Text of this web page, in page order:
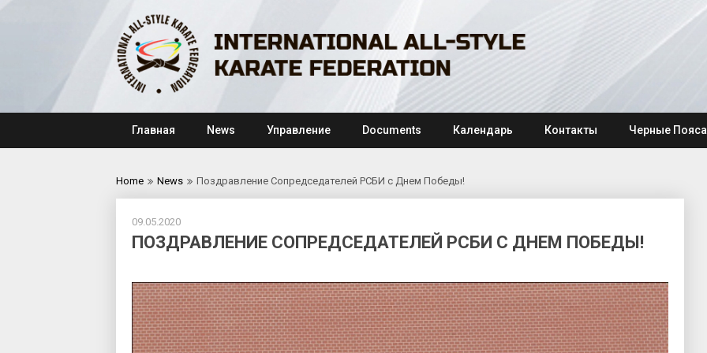
Главная News Управление Documents Календарь Контакты Черные Пояса
Home News Поздравление Сопредседателей РСБИ с Днем Победы!
09.05.2020
ПОЗДРАВЛЕНИЕ СОПРЕДСЕДАТЕЛЕЙ РСБИ С ДНЕМ ПОБЕДЫ!